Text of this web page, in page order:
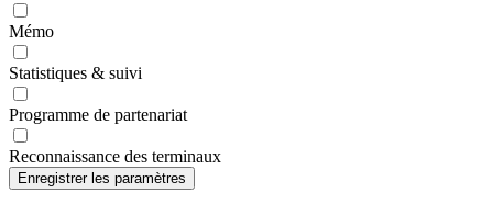
Mémo
Statistiques & suivi
Programme de partenariat
Reconnaissance des terminaux